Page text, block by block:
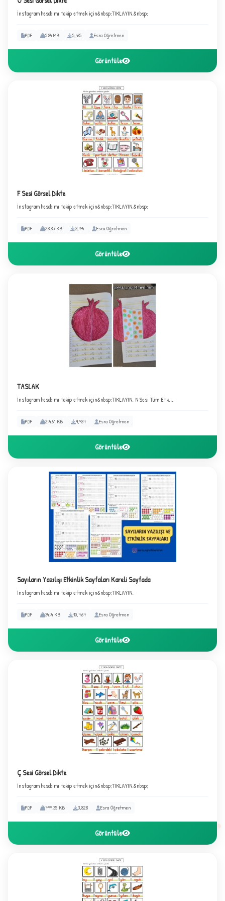
1
İnstagram hesabımı takip etmek için&nbsp;TIKLAYIN.&nbsp;
PDF 5.84 MB 5,465 Esra Öğretmen
Görüntüle
F Sesi Görsel Dikte
İnstagram hesabımı takip etmek için&nbsp;TIKLAYIN.&nbsp;
PDF 28.85 KB 3,494 Esra Öğretmen
Görüntüle
TASLAK
İnstagram hesabımı takip etmek için&nbsp;TIKLAYIN. N Sesi Tüm Etk...
PDF 244.61 KB 9,937 Esra Öğretmen
Görüntüle
Sayıların Yazılışı Etkinlik Sayfaları Kareli Sayfada
İnstagram hesabımı takip etmek için&nbsp;TIKLAYIN.
PDF 34.44 KB 10,767 Esra Öğretmen
Görüntüle
Ç Sesi Görsel Dikte
İnstagram hesabımı takip etmek için&nbsp;TIKLAYIN.&nbsp;
PDF 799.35 KB 3,828 Esra Öğretmen
Görüntüle